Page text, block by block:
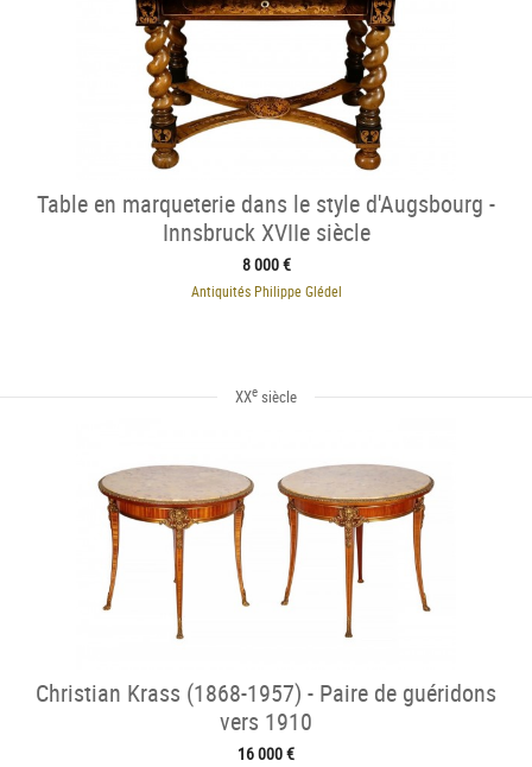
Table en marqueterie dans le style d'Augsbourg -
Innsbruck XVIIe siècle
8 000 €
Antiquités Philippe Glédel
XXe siècle
Christian Krass (1868-1957) - Paire de guéridons
vers 1910
16 000 €